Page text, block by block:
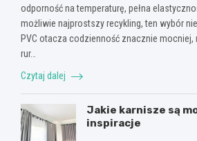
odporność na temperaturę, pełna
możliwie najprostszy recykling, ten wybór
PVC otacza codzienność znacznie mocniej,
rur…
Czytaj dalej
Jakie karnisze są
inspiracje